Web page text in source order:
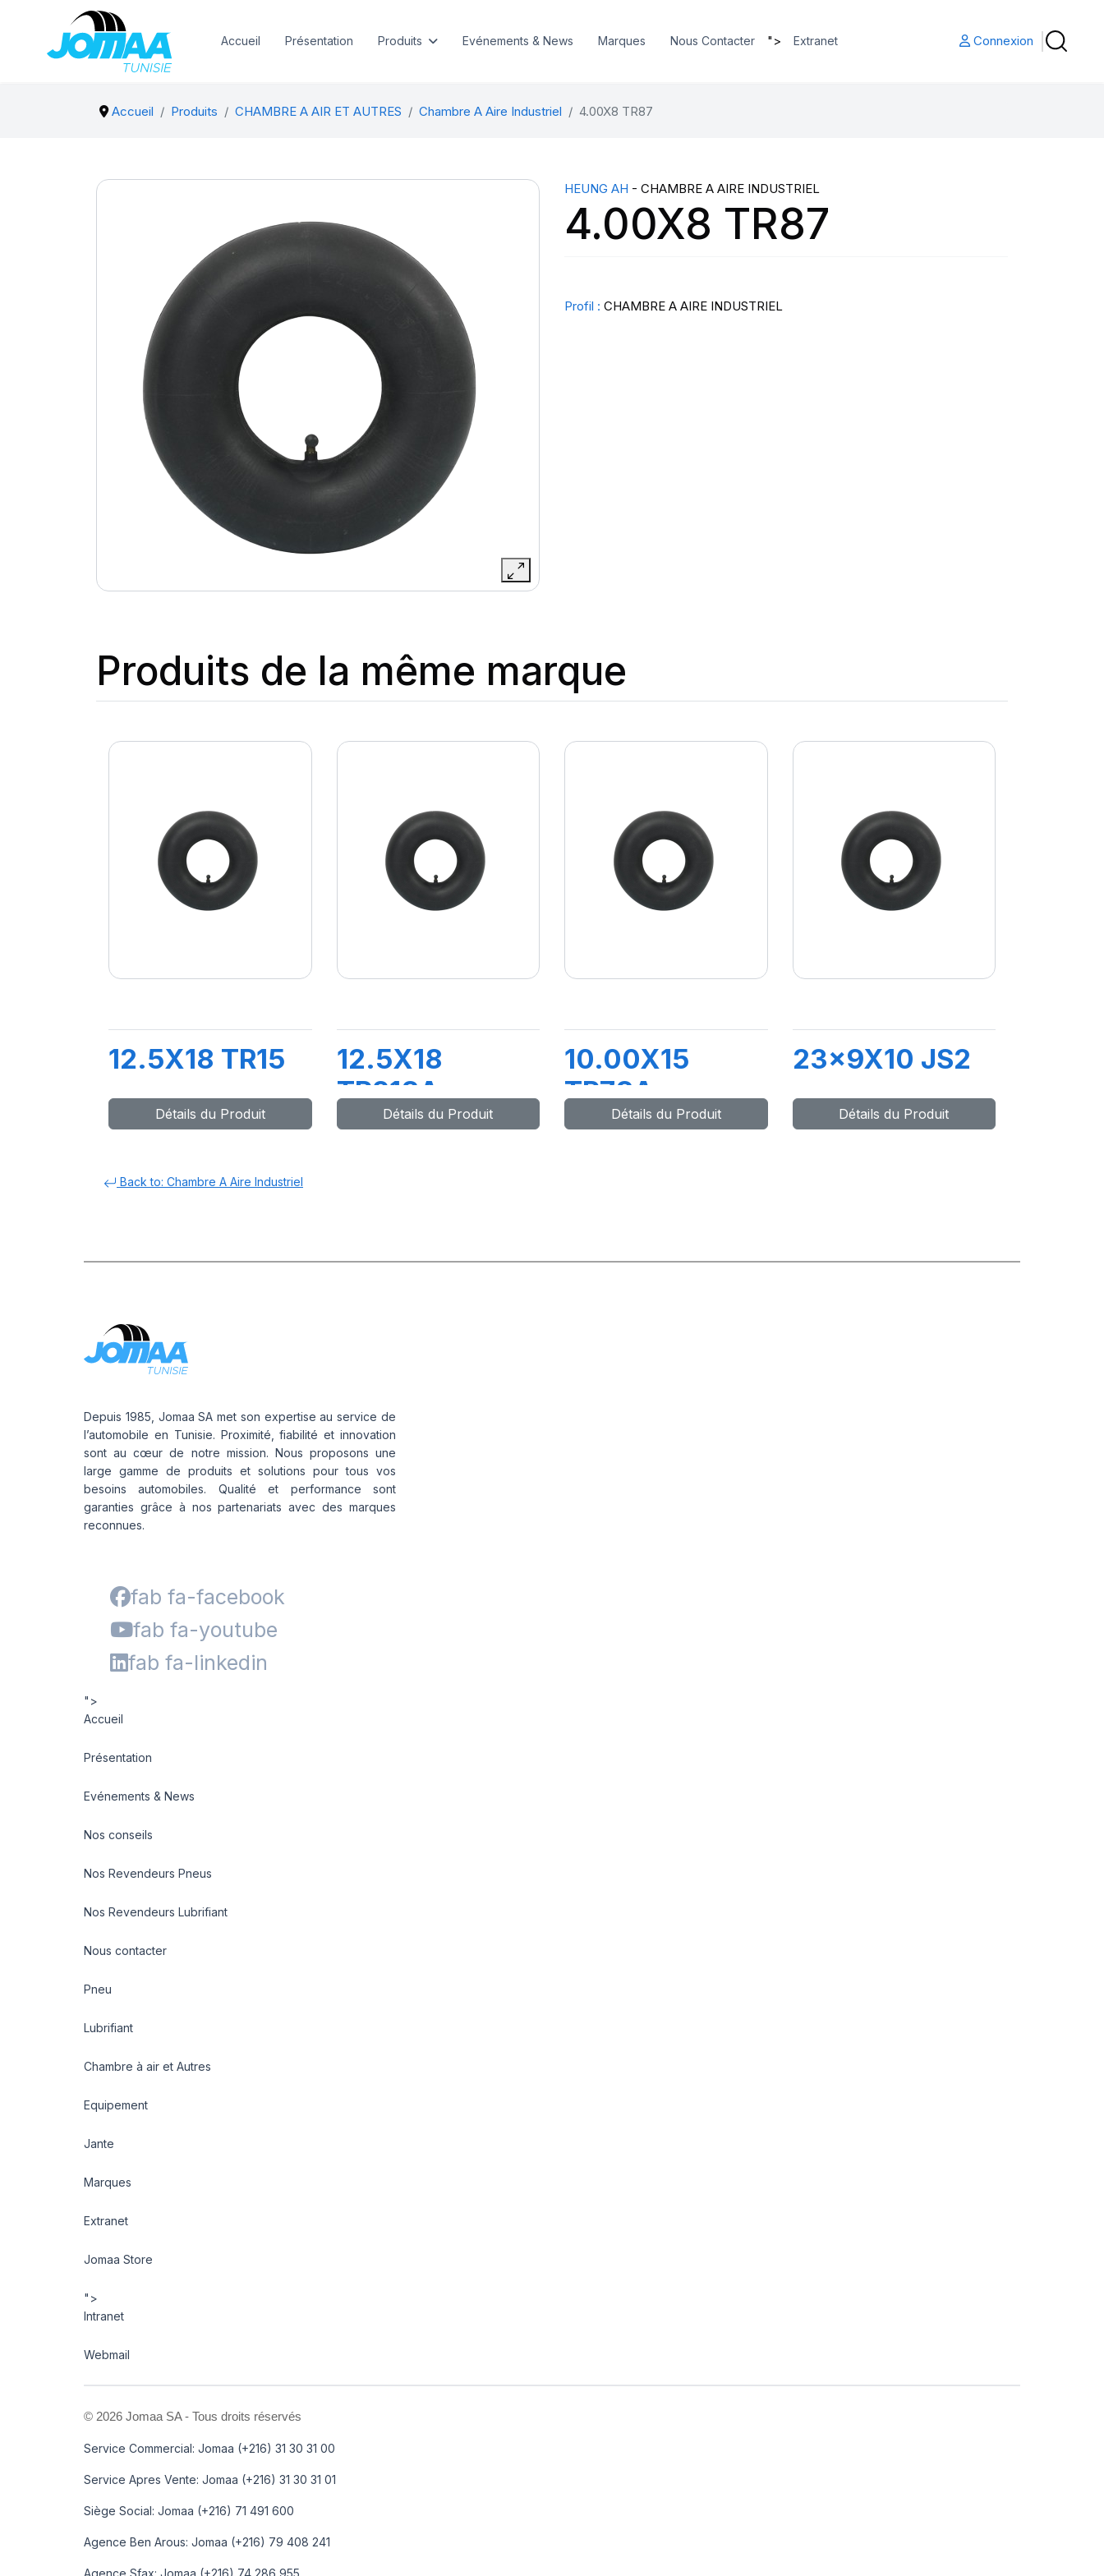
Accueil Présentation Produits Evénements & News Marques Nous Contacter "> Extranet Connexion
Accueil Produits CHAMBRE A AIR ET AUTRES Chambre A Aire Industriel 4.00X8 TR87
HEUNG AH - CHAMBRE A AIRE INDUSTRIEL
4.00X8 TR87
Profil : CHAMBRE A AIRE INDUSTRIEL
Produits de la même marque
12.5X18 TR15
Détails du Produit
12.5X18
TR218A
Détails du Produit
10.00X15
TR78A
Détails du Produit
23x9X10 JS2
Détails du Produit
Back to: Chambre A Aire Industriel
Depuis 1985, Jomaa SA met son expertise au service de
l’automobile en Tunisie. Proximité, fiabilité et innovation
sont au cœur de notre mission. Nous proposons une
large gamme de produits et solutions pour tous vos
besoins automobiles. Qualité et performance sont
garanties grâce à nos partenariats avec des marques
reconnues.
fab fa-facebook
fab fa-youtube
fab fa-linkedin
">
Accueil
Présentation
Evénements & News
Nos conseils
Nos Revendeurs Pneus
Nos Revendeurs Lubrifiant
Nous contacter
Pneu
Lubrifiant
Chambre à air et Autres
Equipement
Jante
Marques
Extranet
Jomaa Store
">
Intranet
Webmail
© 2026 Jomaa SA - Tous droits réservés
Service Commercial: Jomaa (+216) 31 30 31 00
Service Apres Vente: Jomaa (+216) 31 30 31 01
Siège Social: Jomaa (+216) 71 491 600
Agence Ben Arous: Jomaa (+216) 79 408 241
Agence Sfax: Jomaa (+216) 74 286 955